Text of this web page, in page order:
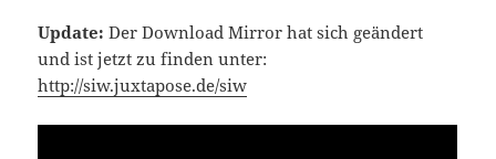
Update: Der Download Mirror hat sich geändert
und ist jetzt zu finden unter:
http://siw.juxtapose.de/siw